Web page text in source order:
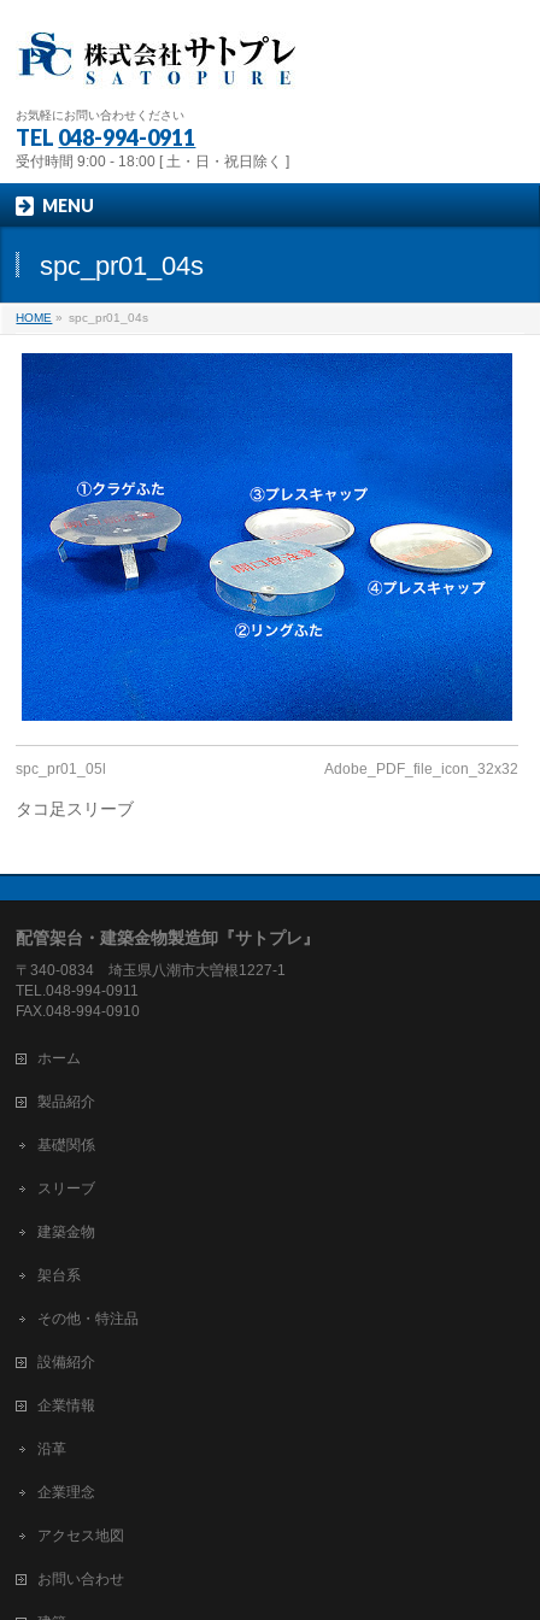
お気軽にお問い合わせください
TEL 048-994-0911
受付時間 9:00 - 18:00 [ 土・日・祝日除く ]
MENU
spc_pr01_04s
HOME » spc_pr01_04s
spc_pr01_05l Adobe_PDF_file_icon_32x32
タコ足スリーブ
配管架台・建築金物製造卸『サトプレ』
〒340-0834 埼玉県八潮市大曽根1227-1
TEL.048-994-0911
FAX.048-994-0910
ホーム
製品紹介
基礎関係
スリーブ
建築金物
架台系
その他・特注品
設備紹介
企業情報
沿革
企業理念
アクセス地図
お問い合わせ